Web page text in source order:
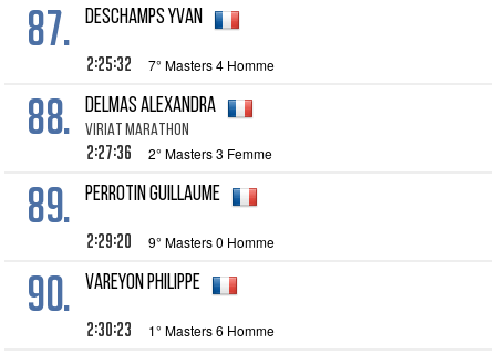
87. DESCHAMPS Yvan
2:25:32 7° Masters 4 Homme
88. DELMAS Alexandra
VIRIAT MARATHON
2:27:36 2° Masters 3 Femme
89. PERROTIN Guillaume
2:29:20 9° Masters 0 Homme
90. VAREYON Philippe
2:30:23 1° Masters 6 Homme